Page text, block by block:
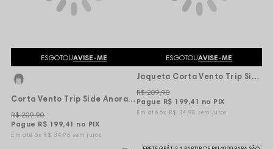
ESGOTOUAVISE-ME
Corta Vento Trip Side Anorak Tag Code - Verde/Preto
Pague R$ 199,41 no PIX
R$ 209,90
6x R$ 34,98 sem juros
ESGOTOUAVISE-ME
Jaqueta Corta Vento Trip Side Alien Brisa - Bege
Pague R$ 199,41 no PIX
R$ 209,90
6x R$ 34,98 sem juros